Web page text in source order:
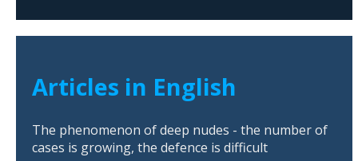
Articles in English
The phenomenon of deep nudes - the number of
cases is growing, the defence is difficult